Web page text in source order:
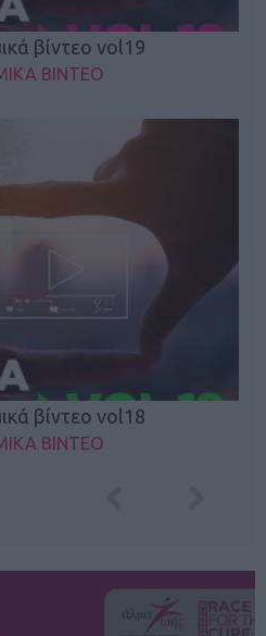
βίντεο vol19
ΒΙΝΤΕΟ
βίντεο vol18
ΒΙΝΤΕΟ